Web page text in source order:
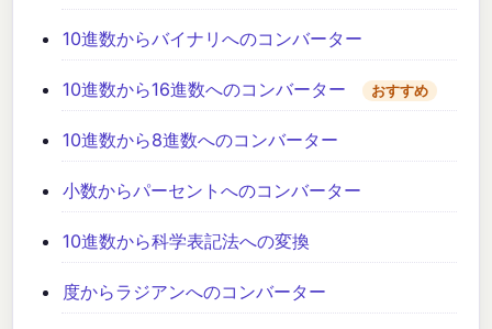
10進数からバイナリへのコンバーター
10進数から16進数へのコンバーター おすすめ
10進数から8進数へのコンバーター
小数からパーセントへのコンバーター
10進数から科学表記法への変換
度からラジアンへのコンバーター